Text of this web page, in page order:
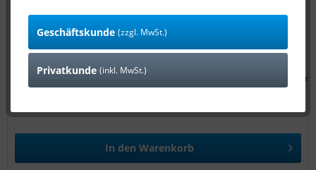
15,47 € *
In den Warenkorb
Geschäftskunde (zzgl. MwSt.)
Privatkunde (inkl. MwSt.)